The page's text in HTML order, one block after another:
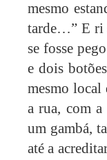
mesmo
tarde…” E ri
se fosse
e dois
mesmo local
a rua, com a
um gambá,
até a